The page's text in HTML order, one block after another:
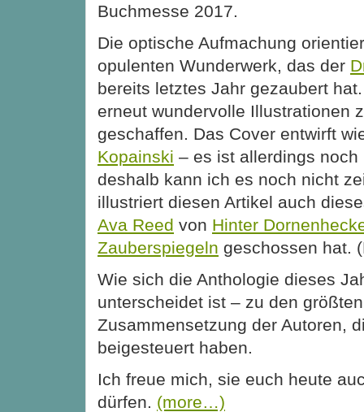
Buchmesse 2017.
Die optische Aufmachung
opulenten Wunderwerk, das der
bereits letztes Jahr gezaubert
erneut wundervolle Illustrationen
geschaffen. Das Cover entwirft
Kopainski – es ist allerdings noch
deshalb kann ich es noch nicht
illustriert diesen Artikel auch
Ava Reed von Hinter
Zauberspiegeln geschossen hat.
Wie sich die Anthologie dieses
unterscheidet ist – zu den
Zusammensetzung der Autoren,
beigesteuert haben.
Ich freue mich, sie euch heute
dürfen. (more…)